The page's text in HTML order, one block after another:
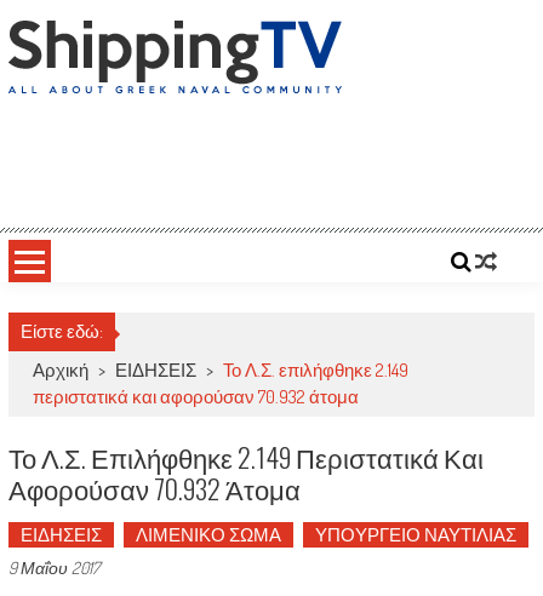
to
content
Είστε εδώ:
Αρχική > ΕΙΔΗΣΕΙΣ > Το Λ.Σ. επιλήφθηκε 2.149
περιστατικά και αφορούσαν 70.932 άτομα
Το Λ.Σ. Επιλήφθηκε 2.149 Περιστατικά Και
Αφορούσαν 70.932 Άτομα
ΕΙΔΗΣΕΙΣ ΛΙΜΕΝΙΚΟ ΣΩΜΑ ΥΠΟΥΡΓΕΙΟ ΝΑΥΤΙΛΙΑΣ
9 Μαΐου 2017